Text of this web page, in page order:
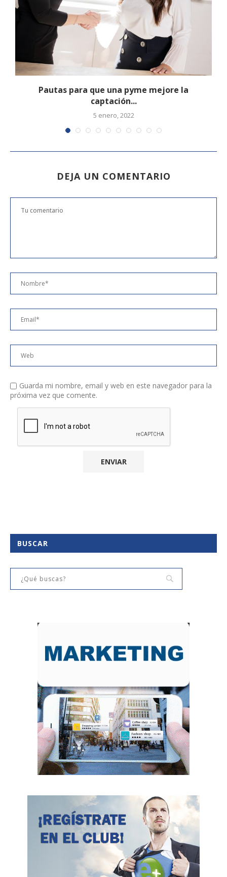
Pautas para que una pyme mejore la
captación...
5 enero, 2022
DEJA UN COMENTARIO
Guarda mi nombre, email y web en este navegador para la
próxima vez que comente.
BUSCAR